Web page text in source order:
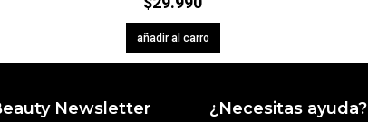
añadir al carro
Newsletter ¿Necesitas ayuda?